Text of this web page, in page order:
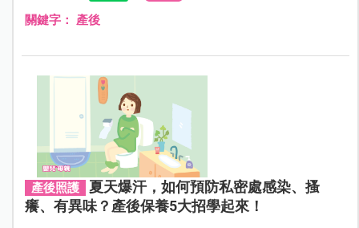
關鍵字： 產後
產後照護
夏天爆汗，如何預防私密處感染、搔
癢、有異味？產後保養5大招學起來！